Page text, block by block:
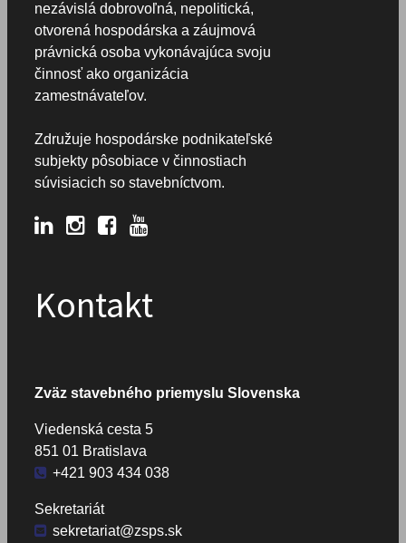
nezávislá dobrovoľná, nepolitická,
otvorená hospodárska a záujmová
právnická osoba vykonávajúca svoju
činnosť ako organizácia
zamestnávateľov.
Združuje hospodárske podnikateľské
subjekty pôsobiace v činnostiach
súvisiacich so stavebníctvom.
Kontakt
Zväz stavebného priemyslu Slovenska
Viedenská cesta 5
851 01 Bratislava
+421 903 434 038
Sekretariát
sekretariat@zsps.sk